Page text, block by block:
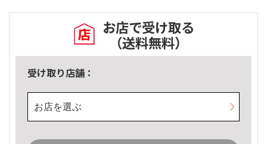
お店で受け取る
（送料無料）
受け取り店舗：
お店を選ぶ